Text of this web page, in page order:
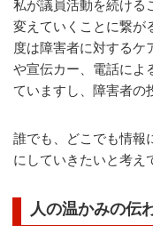
私が議員活動を続ける
変えていくことに繋が
度は障害者に対するケ
や宣伝カー、電話によ
ていますし、障害者の
誰でも、どこでも情報
にしていきたいと考え
人の温かみの伝